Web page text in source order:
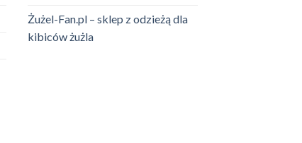
Żużel-Fan.pl – sklep z odzieżą dla
kibiców żużla